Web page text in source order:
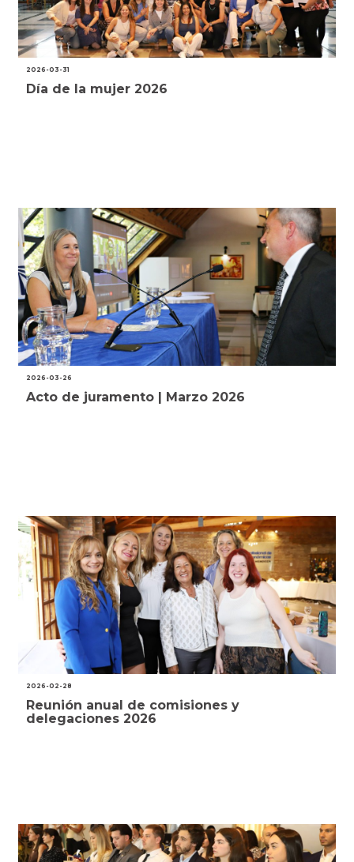
2026-03-31
Día de la mujer 2026
2026-03-26
Acto de juramento | Marzo 2026
2026-02-28
Reunión anual de comisiones y
delegaciones 2026